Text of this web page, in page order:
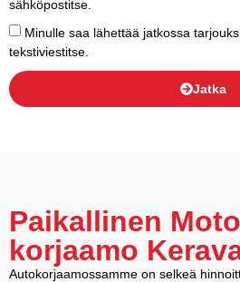
sähköpostitse.
Minulle saa lähettää jatkossa
tekstiviestitse.
Jatka
Paikallinen
korjaamo
Autokorjaamossamme on selkeä